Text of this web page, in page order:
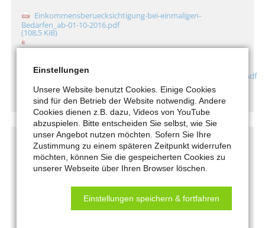
Einkommensberuecksichtigung-bei-einmaligen-
Bedarfen_ab-01-10-2016.pdf
(108,5 KiB)
KdU-Richtlinien-
Remscheid_Erstausstattung_Wohnung+Hausrat_ab_01.03.2024.pdf
Links
Allgemeine Informationen zum
Grundsicherungsgeld der Bundesagentur für
Einstellungen
Unsere Website benutzt Cookies. Einige Cookies
sind für den Betrieb der Website notwendig. Andere
Cookies dienen z.B. dazu, Videos von YouTube
abzuspielen. Bitte entscheiden Sie selbst, wie Sie
unser Angebot nutzen möchten. Sofern Sie Ihre
Zustimmung zu einem späteren Zeitpunkt widerrufen
möchten, können Sie die gespeicherten Cookies zu
unserer Webseite über Ihren Browser löschen.
Einstellungen speichern & fortfahren